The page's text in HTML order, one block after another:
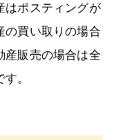
はポスティングが
の買い取りの場合
産販売の場合は全
。